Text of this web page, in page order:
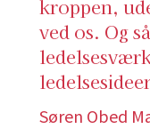
kroppen,
ved os. Og
Søren Obed